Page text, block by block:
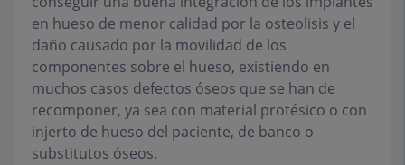
en hueso de menor calidad por la osteolisis y el
daño causado por la movilidad de los
componentes sobre el hueso, existiendo en
muchos casos defectos óseos que se han de
recomponer, ya sea con material protésico o con
injerto de hueso del paciente, de banco o
substitutos óseos.